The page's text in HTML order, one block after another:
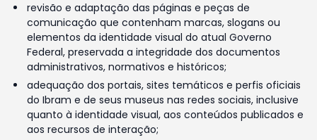
revisão e adaptação das páginas e peças de
comunicação que contenham marcas, slogans ou
elementos da identidade visual do atual Governo
Federal, preservada a integridade dos documentos
administrativos, normativos e históricos;
adequação dos portais, sites temáticos e perfis oficiais
do Ibram e de seus museus nas redes sociais, inclusive
quanto à identidade visual, aos conteúdos publicados e
aos recursos de interação;